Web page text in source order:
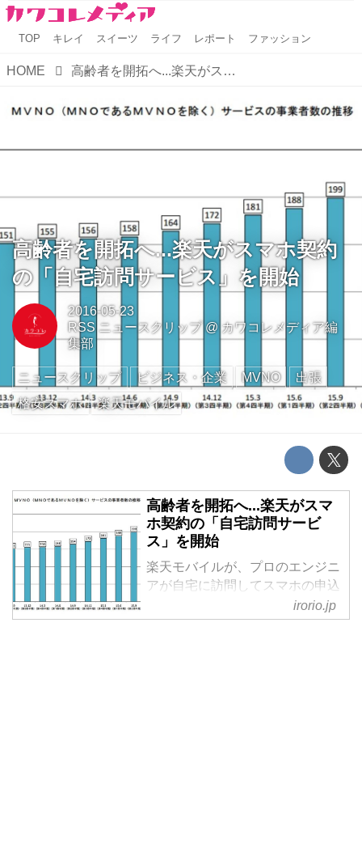
TOP キレイ スイーツ ライフ レポート ファッション
HOME 高齢者を開拓へ...楽天がスマホ契約の「自宅訪問サービス」を開始
高齢者を開拓へ...楽天がスマホ契約
の「自宅訪問サービス」を開始
2016-05-23
RSS ニュースクリップ@ カワコレメディア編
集部
ニュースクリップ ビジネス・企業 MVNO
出張
格安スマホ
楽天モバイル
高齢者を開拓へ...楽天がスマ
ホ契約の「自宅訪問サービ
ス」を開始
楽天モバイルが、プロのエンジニ
アが自宅に訪問してスマホの申込
み等を受け付けるサービスを始め
た。 6月19日から全国展開スター
irorio.jp